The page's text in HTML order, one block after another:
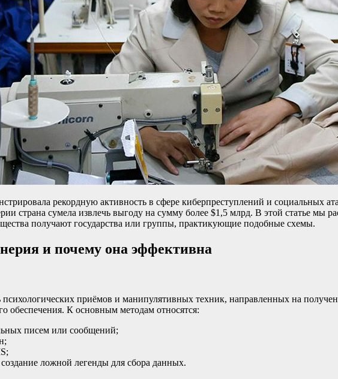
рекордную активность в сфере киберпреступлений и
страна сумела извлечь выгоду на сумму более $1,5 млрд. В этой статье мы
получают государства или группы, практикующие подобные схемы.
и почему она эффективна
приёмов и манипулятивных техник, направленных на
обеспечения. К основным методам относятся:
писем или сообщений;
ложной легенды для сбора данных.